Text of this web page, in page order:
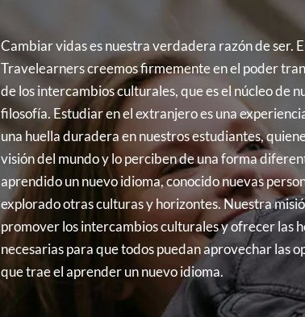
Cambiar vidas es nuestra verdadera razón de ser.
Travelearners creemos firmemente en el poder
de los intercambios culturales, que es el núcleo de
filosofía. Estudiar en el extranjero es una
una huella duradera en nuestros estudiantes,
visión del mundo y lo perciben de una forma
aprendido un nuevo idioma, conocido nuevas
explorado otras culturas y horizontes. Nuestra
promover los intercambios culturales y ofrecer las
necesarias para que todos puedan aprovechar las
que trae el aprender un nuevo idioma.